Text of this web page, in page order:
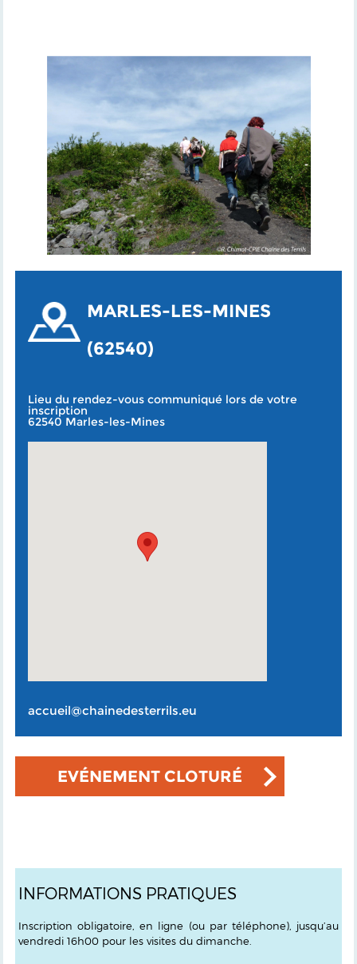
MARLES-LES-MINES
(62540)
Lieu du rendez-vous communiqué lors de votre
inscription
62540 Marles-les-Mines
accueil@chainedesterrils.eu
EVÉNEMENT CLOTURÉ
INFORMATIONS PRATIQUES
Inscription obligatoire, en ligne (ou par téléphone), jusqu’au
vendredi 16h00 pour les visites du dimanche.